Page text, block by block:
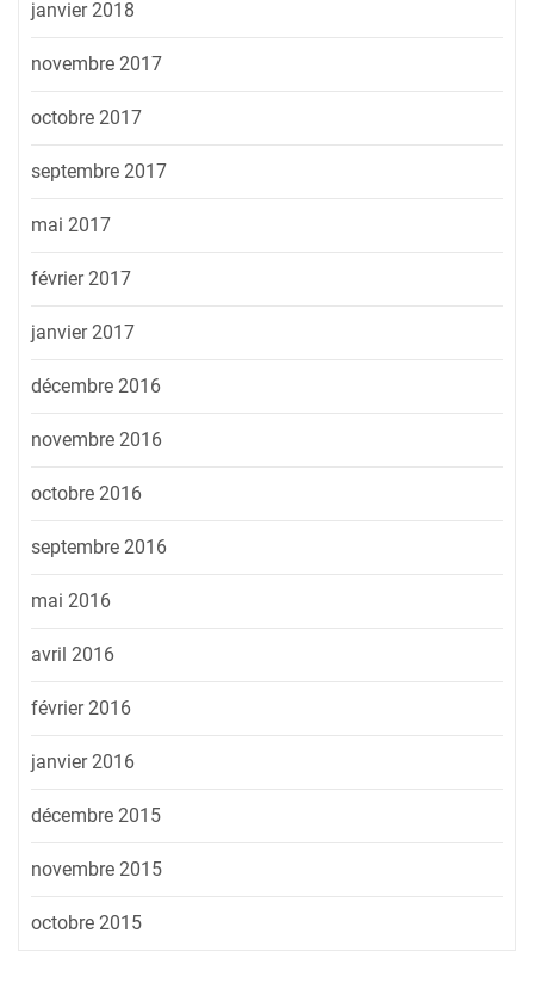
janvier 2018
novembre 2017
octobre 2017
septembre 2017
mai 2017
février 2017
janvier 2017
décembre 2016
novembre 2016
octobre 2016
septembre 2016
mai 2016
avril 2016
février 2016
janvier 2016
décembre 2015
novembre 2015
octobre 2015